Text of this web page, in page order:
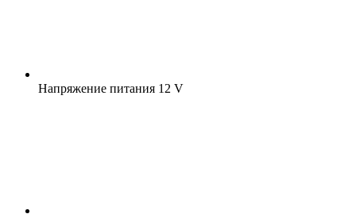
Напряжение питания 12 V